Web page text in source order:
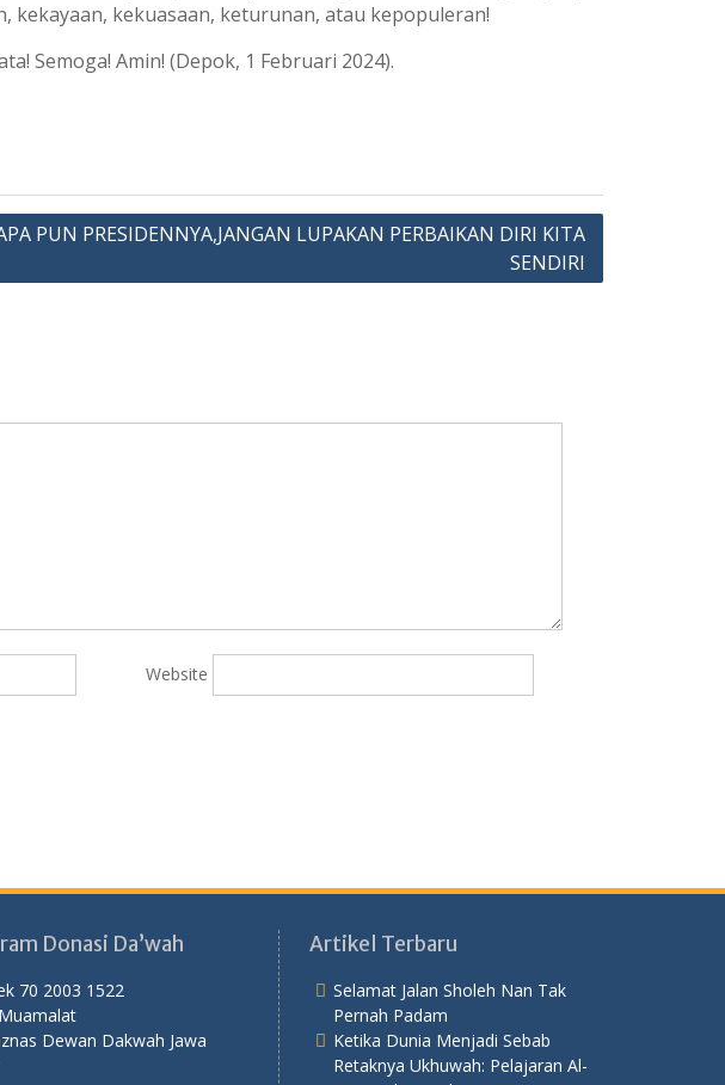
kekuasaan, keturunan, atau kepopuleran!
Semoga! Amin! (Depok, 1 Februari 2024).
PUN PRESIDENNYA,JANGAN LUPAKAN PERBAIKAN DIRI KITA
SENDIRI
Website
Donasi Da’wah
70 2003 1522
Dewan Dakwah Jawa
Artikel Terbaru
Selamat Jalan Sholeh Nan Tak
Pernah Padam
Ketika Dunia Menjadi Sebab
Retaknya Ukhuwah: Pelajaran Al-